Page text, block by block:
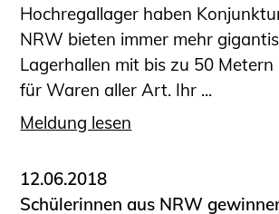
Hochregallager haben
NRW bieten immer mehr
Lagerhallen mit bis zu 50 Metern
für Waren aller Art. Ihr ...
Meldung lesen
12.06.2018
Schülerinnen aus NRW